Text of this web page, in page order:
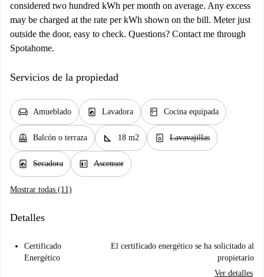
considered two hundred kWh per month on average. Any excess
may be charged at the rate per kWh shown on the bill. Meter just
outside the door, easy to check. Questions? Contact me through
Spotahome.
Servicios de la propiedad
chair Amueblado local_laundry_service Lavadora kitchen Cocina equipada
balcony Balcón o terraza square_foot 18 m2 dishwasher_gen Lavavajillas
local_laundry_service Secadora elevator Ascensor
Mostrar todas (11)
Detalles
Certificado
Energético
El certificado energético se ha solicitado al
propietario
Ver detalles